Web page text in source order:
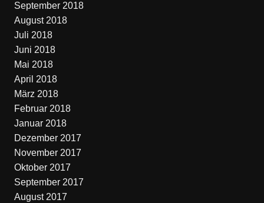
September 2018
August 2018
Juli 2018
Juni 2018
Mai 2018
April 2018
März 2018
Februar 2018
Januar 2018
Dezember 2017
November 2017
Oktober 2017
September 2017
August 2017